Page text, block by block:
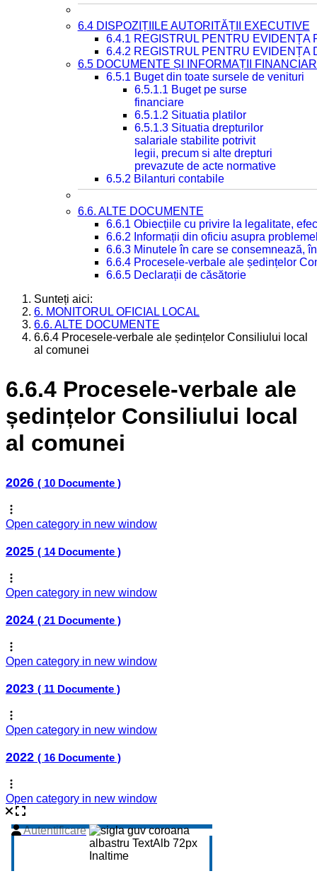
6.4 DISPOZIȚIILE AUTORITĂȚII EXECUTIVE
6.4.1 REGISTRUL PENTRU EVIDENȚA
6.4.2 REGISTRUL PENTRU EVIDENȚA
6.5 DOCUMENTE ȘI INFORMAȚII
6.5.1 Buget din toate sursele de venituri
6.5.1.1 Buget pe surse
financiare
6.5.1.2 Situatia platilor
6.5.1.3 Situatia drepturilor
salariale stabilite potrivit
legii, precum si alte drepturi
prevazute de acte normative
6.5.2 Bilanturi contabile
6.6. ALTE DOCUMENTE
6.6.1 Obiecțiile cu privire la legalitate,
6.6.2 Informații din oficiu asupra
6.6.3 Minutele în care se consemnează,
6.6.4 Procesele-verbale ale ședințelor
6.6.5 Declarații de căsătorie
Sunteți aici:
6. MONITORUL OFICIAL LOCAL
6.6. ALTE DOCUMENTE
6.6.4 Procesele-verbale ale ședințelor Consiliului local
al comunei
6.6.4 Procesele-verbale ale
ședințelor Consiliului local
al comunei
2026 ( 10 Documente )
Open category in new window
2025 ( 14 Documente )
Open category in new window
2024 ( 21 Documente )
Open category in new window
2023 ( 11 Documente )
Open category in new window
2022 ( 16 Documente )
Open category in new window